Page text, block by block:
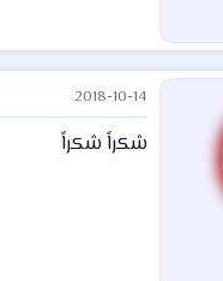
2018-10-14
شكراً شكراً